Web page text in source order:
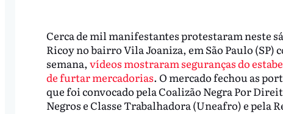
Cerca de mil manifestantes protestaram neste
Ricoy no bairro Vila Joaniza, em São Paulo
semana, vídeos mostraram seguranças do
de furtar mercadorias. O mercado fechou as
que foi convocado pela Coalizão Negra Por
Negros e Classe Trabalhadora (Uneafro) e pela